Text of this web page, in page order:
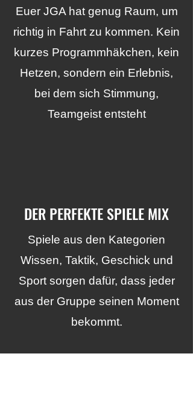
Euer JGA hat genug Raum, um
richtig in Fahrt zu kommen. Kein
kurzes Programmhäkchen, kein
Hetzen, sondern ein Erlebnis,
bei dem sich Stimmung,
Teamgeist entsteht
DER PERFEKTE SPIELE MIX
Spiele aus den Kategorien
Wissen, Taktik, Geschick und
Sport sorgen dafür, dass jeder
aus der Gruppe seinen Moment
bekommt.